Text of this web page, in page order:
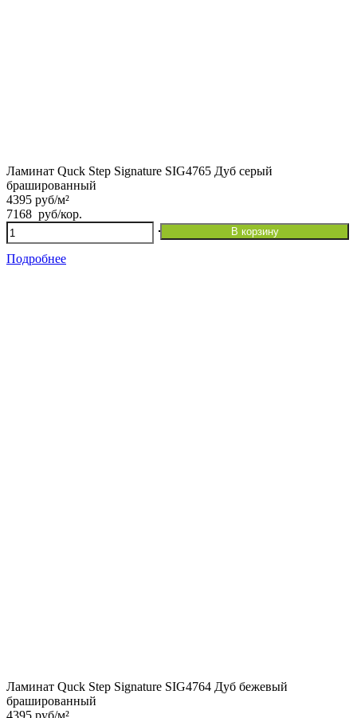
Ламинат Quck Step Signature SIG4765 Дуб серый
брашированный
4395 руб/м²
7168 руб/кор.
Количество
товара
Ламинат
В корзину
Подробнее
Ламинат Quck Step Signature SIG4764 Дуб бежевый
брашированный
4395 руб/м²